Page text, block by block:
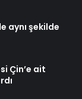
aynı şekilde
Çin’e ait